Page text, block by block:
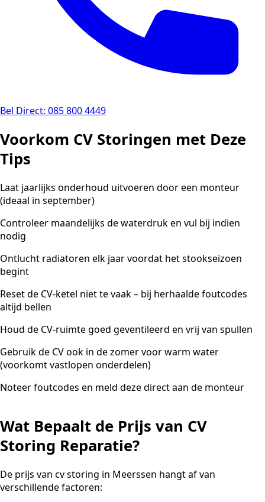
Bel Direct: 085 800 4449
Voorkom CV Storingen met Deze
Tips
Laat jaarlijks onderhoud uitvoeren door een monteur
(ideaal in september)
Controleer maandelijks de waterdruk en vul bij indien
nodig
Ontlucht radiatoren elk jaar voordat het stookseizoen
begint
Reset de CV-ketel niet te vaak – bij herhaalde foutcodes
altijd bellen
Houd de CV-ruimte goed geventileerd en vrij van spullen
Gebruik de CV ook in de zomer voor warm water
(voorkomt vastlopen onderdelen)
Noteer foutcodes en meld deze direct aan de monteur
Wat Bepaalt de Prijs van CV
Storing Reparatie?
De prijs van cv storing in Meerssen hangt af van
verschillende factoren: